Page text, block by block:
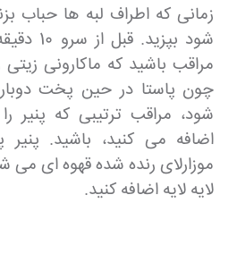
زمانی که اطراف لبه ها حباب
شود
مراقب باشید که ماکارونی
چون پاستا در حین پخت
شود، مراقب ترتیبی که
اضافه می کنید، باشید. پنیر
موزارلای رنده شده قهوه ای می
لایه لایه اضافه کنید.